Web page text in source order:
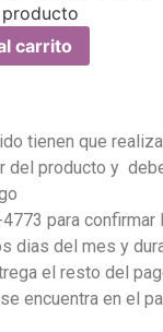
carrito
tienen que
del producto y
para
dias del mes y
el resto del
encuentra en el